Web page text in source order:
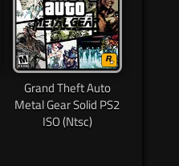
Grand Theft Auto
Metal Gear Solid PS2
ISO (Ntsc)